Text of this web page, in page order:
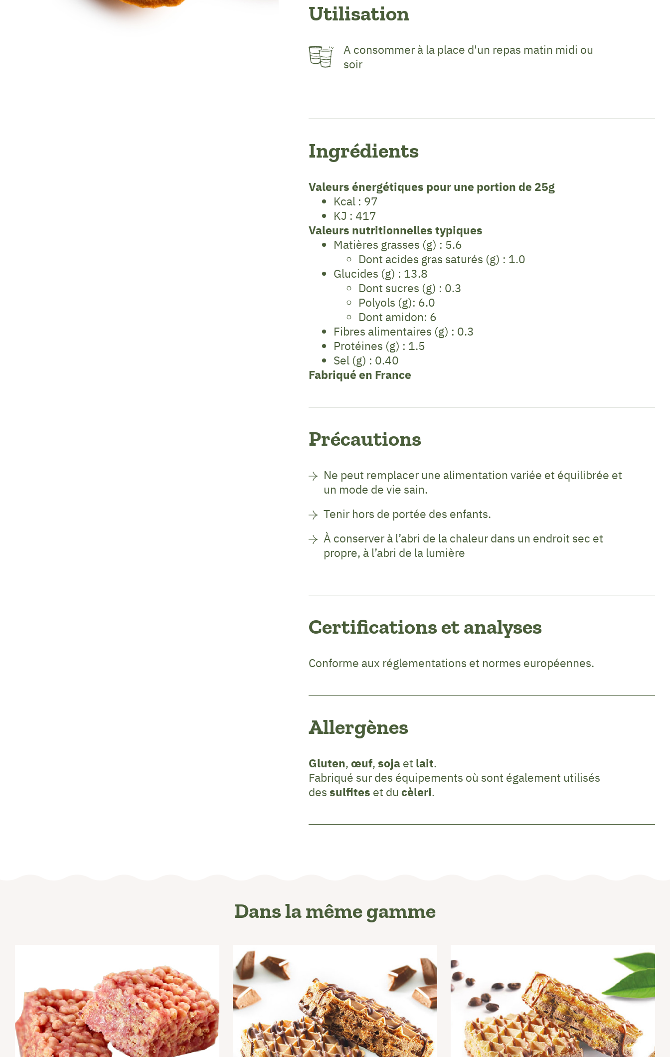
Utilisation
A consommer à la place d'un repas matin midi ou
soir
Ingrédients
Valeurs énergétiques pour une portion de 25g
Kcal : 97
KJ : 417
Valeurs nutritionnelles typiques
Matières grasses (g) : 5.6
Dont acides gras saturés (g) : 1.0
Glucides (g) : 13.8
Dont sucres (g) : 0.3
Polyols (g): 6.0
Dont amidon: 6
Fibres alimentaires (g) : 0.3
Protéines (g) : 1.5
Sel (g) : 0.40
Fabriqué en France
Précautions
Ne peut remplacer une alimentation variée et équilibrée et
un mode de vie sain.
Tenir hors de portée des enfants.
À conserver à l’abri de la chaleur dans un endroit sec et
propre, à l’abri de la lumière
Certifications et analyses
Conforme aux réglementations et normes européennes.
Allergènes
Gluten,œuf, soja et lait.
Fabriqué sur des équipements où sont également utilisés
des sulfites et ducèleri.
Dans la même gamme